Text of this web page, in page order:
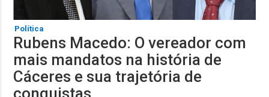
Política
Rubens Macedo: O vereador com
mais mandatos na história de
Cáceres e sua trajetória de